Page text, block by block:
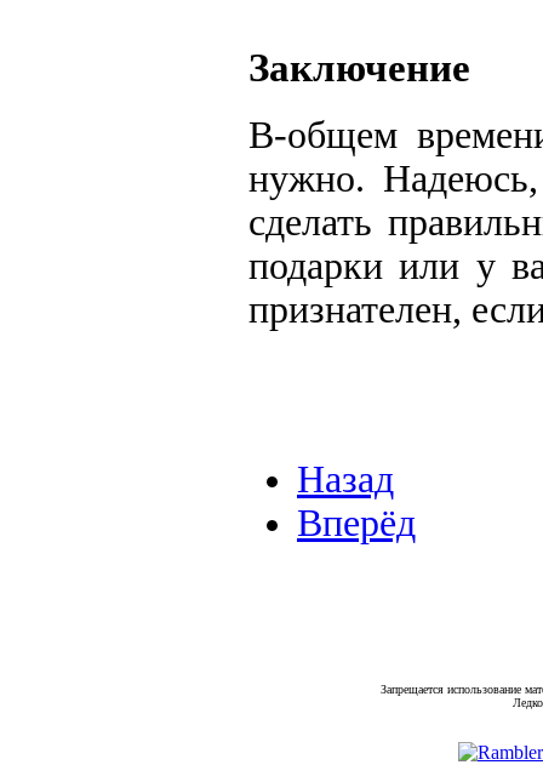
Заключение
В-общем
нужно.
сделать
подарки или у
признателен,
Назад
Вперёд
Запрещается использование